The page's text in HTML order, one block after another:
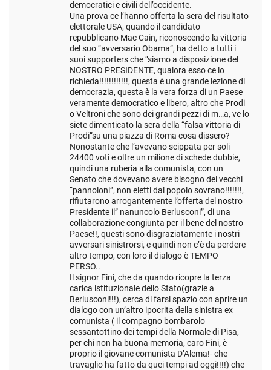
democratici e civili dell’occidente.
Una prova ce l’hanno offerta la sera del risultato
elettorale USA, quando il candidato
repubblicano Mac Cain, riconoscendo la vittoria
del suo “avversario Obama”, ha detto a tutti i
suoi supporters che “siamo a disposizione del
NOSTRO PRESIDENTE, qualora esso ce lo
richieda!!!!!!!!!!!!, questa è una grande lezione di
democrazia, questa è la vera forza di un Paese
veramente democratico e libero, altro che Prodi
o Veltroni che sono dei grandi pezzi di m…a, ve lo
siete dimenticato la sera della “falsa vittoria di
Prodi”su una piazza di Roma cosa dissero?
Nonostante che l’avevano scippata per soli
24400 voti e oltre un milione di schede dubbie,
quindi una ruberia alla comunista, con un
Senato che dovevano avere bisogno dei vecchi
“pannoloni”, non eletti dal popolo sovrano!!!!!!!,
rifiutarono arrogantemente l’offerta del nostro
Presidente il” nanuncolo Berlusconi”, di una
collaborazione congiunta per il bene del nostro
Paese!!, questi sono disgraziatamente i nostri
avversari sinistrorsi, e quindi non c’è da perdere
altro tempo, con loro il dialogo è TEMPO
PERSO..
Il signor Fini, che da quando ricopre la terza
carica istituzionale dello Stato(grazie a
Berlusconi!!!), cerca di farsi spazio con aprire un
dialogo con un’altro ipocrita della sinistra ex
comunista ( il compagno bombarolo
sessantottino dei tempi della Normale di Pisa,
per chi non ha buona memoria, caro Fini, è
proprio il giovane comunista D’Alema!- che
travaglio ha fatto da quei tempi ad oggi!!!!) che